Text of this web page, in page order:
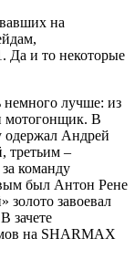
на
Да и то некоторые
немного лучше: из
мотогонщик. В
одержал Андрей
третьим –
команду
был Антон Рене
завоевал
зачете
на SHARMAX